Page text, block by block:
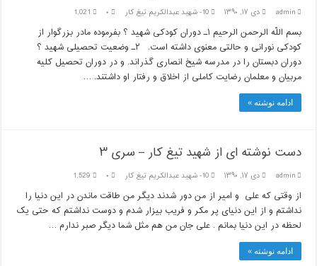
admin دی ۱۷, ۱۳۹۰ 10- شهيد عبدالكريم تيغ كار ۰ 1,021
بسم اللّه الرحمن الرحیم ۱ـ دوران کودکی شهید ؟ بفرموده مادر بزرگوار از
کودکی نورانی و حالتی معنوی داشته است. ۲ـ وضعیت تحصیلی شهید ؟
دوران دبستان را در مدرسه شیخ انصاری گذراند. و در دوران تحصیل کلیه
مربیان و معلمان رضایت کاملی از اخلاق و رفتار او داشتند. …
ادامه نوشته »
دست نوشته ای از شهید تیغ کار – سری ۳
admin دی ۱۷, ۱۳۹۰ 10- شهيد عبدالكريم تيغ كار ۰ 1,529
از وقتی که علی و امیر از من دور شدند دیگر من طاقت ماندن در این دنیا را
نداشتم و از این دنیای پر مکر و فریب بیزار شدم و دوست نداشتم که حتی یک
لحظه در این دنیا بمانم . علی جان من هم مثل شما دیگر صبر ندارم …
ادامه نوشته »